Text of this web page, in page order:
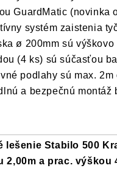
GuardMatic (novinka
systém zaistenia
ø 200mm sú
(4 ks) sú súčasťou
podlahy sú max. 2m
a bezpečnú montáž
lešenie Stabilo 500
2,00m a prac. výškou